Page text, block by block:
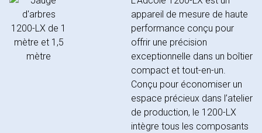
appareil de mesure de haute
performance conçu pour
offrir une précision
exceptionnelle dans un boîtier
compact et tout-en-un.
Conçu pour économiser un
espace précieux dans l’atelier
de production, le 1200-LX
intègre tous les composants